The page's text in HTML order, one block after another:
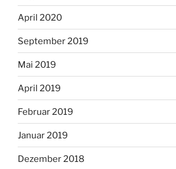
April 2020
September 2019
Mai 2019
April 2019
Februar 2019
Januar 2019
Dezember 2018